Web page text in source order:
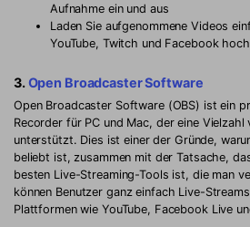
Aufnahme ein und aus
Laden Sie aufgenommene Videos
YouTube, Twitch und Facebook hoch
3.Open Broadcaster Software
Open Broadcaster Software (OBS) ist ein
Recorder für PC und Mac, der eine
unterstützt. Dies ist einer der Gründe,
beliebt ist, zusammen mit der Tatsache,
besten Live-Streaming-Tools ist, die man
können Benutzer ganz einfach Live-
Plattformen wie YouTube, Facebook Live